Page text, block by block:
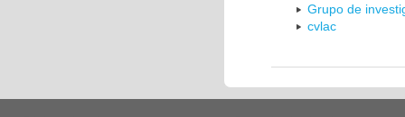
Grupo de
cvlac